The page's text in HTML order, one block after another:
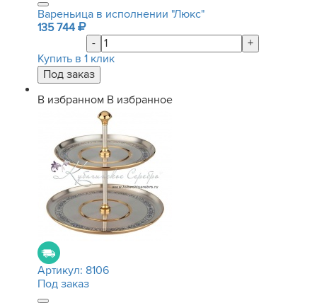
Вареньица в исполнении "Люкс"
135 744
-
+
Купить в 1 клик
В избранном В избранное
Артикул: 8106
Под заказ